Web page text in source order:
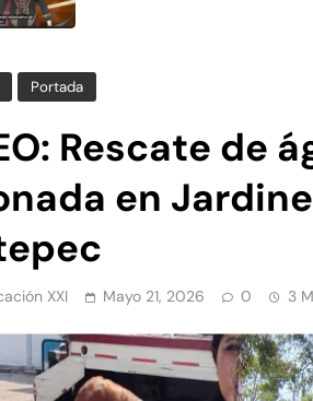
Portada
Rescate de
en
XXI Mayo 21, 2026 0 3